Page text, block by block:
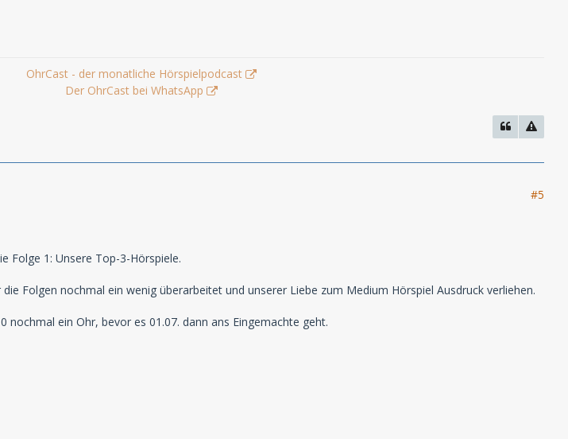
OhrCast - der monatliche Hörspielpodcast
Der OhrCast bei WhatsApp
#5
Folge 1: Unsere Top-3-Hörspiele.
Folgen nochmal ein wenig überarbeitet und unserer Liebe zum Medium Hörspiel Ausdruck verliehen.
nochmal ein Ohr, bevor es 01.07. dann ans Eingemachte geht.